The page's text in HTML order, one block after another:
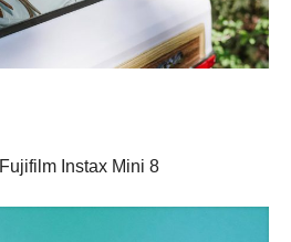
Fujifilm Instax Mini 8